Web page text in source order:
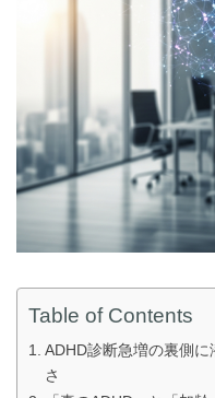
Table of Contents
ADHD診断急増の裏側
さ